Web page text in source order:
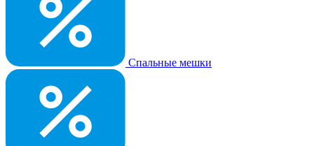
Спальные мешки